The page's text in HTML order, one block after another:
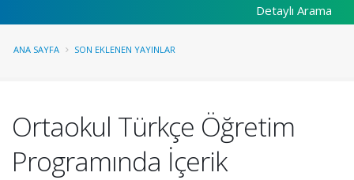
Detaylı Arama
ANA SAYFA SON EKLENEN YAYINLAR
Ortaokul Türkçe Öğretim
Programında İçerik